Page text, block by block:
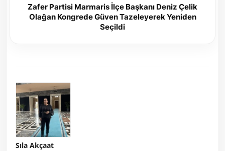
Zafer Partisi Marmaris İlçe Başkanı Deniz Çelik
Olağan Kongrede Güven Tazeleyerek Yeniden
Seçildi
Sıla Akçaat